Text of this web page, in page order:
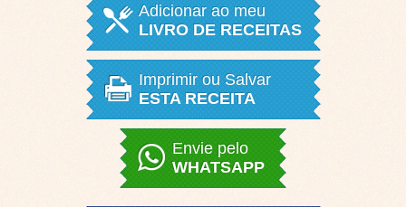
Adicionar ao meu
LIVRO DE RECEITAS
Imprimir ou Salvar
ESTA RECEITA
Envie pelo
WHATSAPP